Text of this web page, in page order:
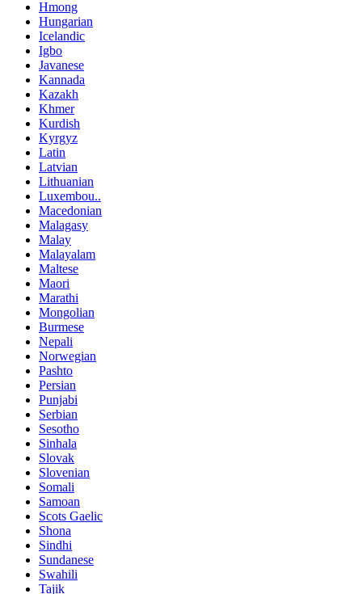
Hmong
Hungarian
Icelandic
Igbo
Javanese
Kannada
Kazakh
Khmer
Kurdish
Kyrgyz
Latin
Latvian
Lithuanian
Luxembou..
Macedonian
Malagasy
Malay
Malayalam
Maltese
Maori
Marathi
Mongolian
Burmese
Nepali
Norwegian
Pashto
Persian
Punjabi
Serbian
Sesotho
Sinhala
Slovak
Slovenian
Somali
Samoan
Scots Gaelic
Shona
Sindhi
Sundanese
Swahili
Tajik